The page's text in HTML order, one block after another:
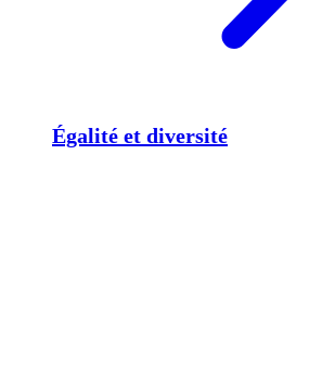
Égalité et diversité